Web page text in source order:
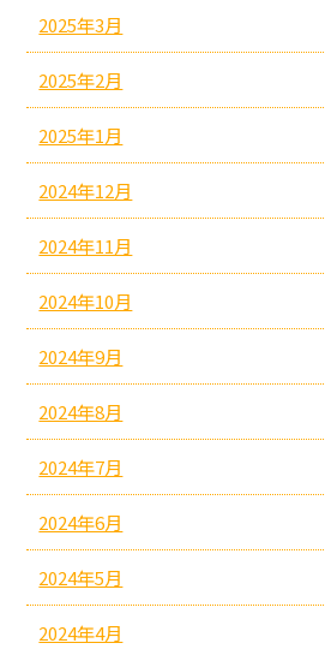
2025年3月
2025年2月
2025年1月
2024年12月
2024年11月
2024年10月
2024年9月
2024年8月
2024年7月
2024年6月
2024年5月
2024年4月